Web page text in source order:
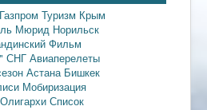
Газпром Туризм Крым
Мюрид Норильск
Фильм
СНГ Авиаперелеты
Астана Бишкек
Мобиризация
Олигархи Список